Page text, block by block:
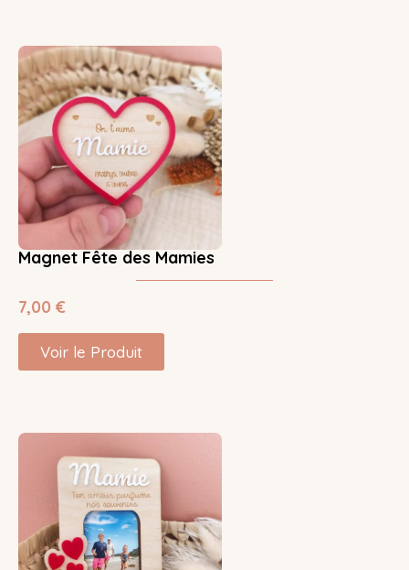
Magnet Fête des Mamies
7,00 €
Voir le Produit